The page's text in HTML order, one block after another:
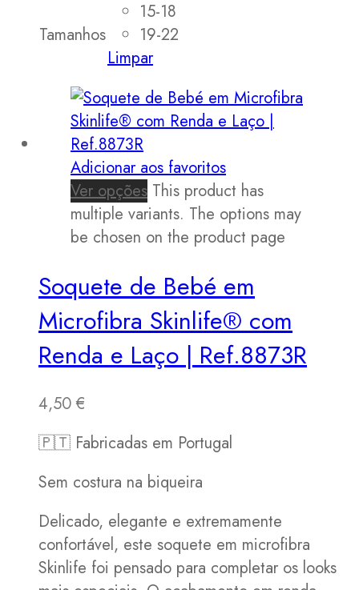
Tamanhos
15-18
19-22
Limpar
Adicionar aos favoritos
Ver opções This product has
multiple variants. The options may
be chosen on the product page
Soquete de Bebé em
Microfibra Skinlife® com
Renda e Laço | Ref.8873R
4,50 €
🇵🇹 Fabricadas em Portugal
Sem costura na biqueira
Delicado, elegante e extremamente
confortável, este soquete em microfibra
Skinlife foi pensado para completar os looks